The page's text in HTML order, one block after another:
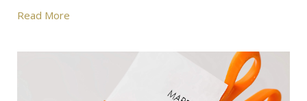
Read More